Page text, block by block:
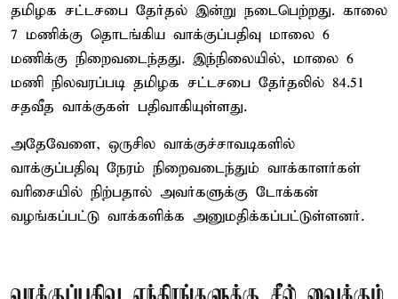
தமிழக சட்டசபை தேர்தல் இன்று நடைபெற்றது. காலை
7 மணிக்கு தொடங்கிய வாக்குப்பதிவு மாலை 6
மணிக்கு நிறைவடைந்தது. இந்நிலையில், மாலை 6
மணி நிலவரப்படி தமிழக சட்டசபை தேர்தலில் 84.51
சதவீத வாக்குகள் பதிவாகியுள்ளது.
அதேவேளை, ஒருசில வாக்குச்சாவடிகளில்
வாக்குப்பதிவு நேரம் நிறைவடைந்தும் வாக்காளர்கள்
வரிசையில் நிற்பதால் அவர்களுக்கு டோக்கன்
வழங்கப்பட்டு வாக்களிக்க அனுமதிக்கப்பட்டுள்ளனர்.